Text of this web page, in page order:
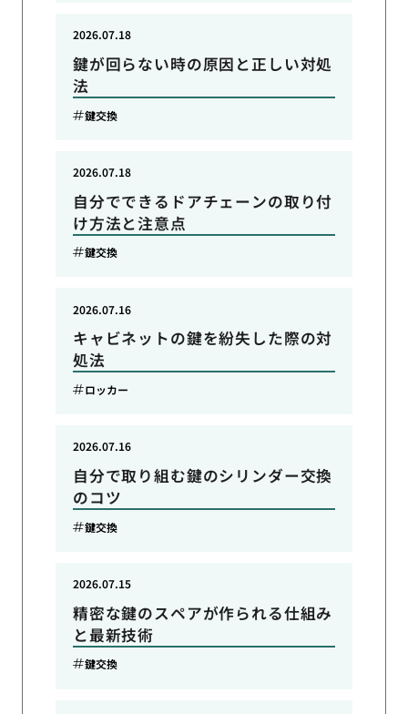
鍵が回らない時の原因と正しい対処
法
2026.07.18
鍵交換
自分でできるドアチェーンの取り付
け方法と注意点
2026.07.18
鍵交換
キャビネットの鍵を紛失した際の対
処法
2026.07.16
ロッカー
自分で取り組む鍵のシリンダー交換
のコツ
2026.07.16
鍵交換
精密な鍵のスペアが作られる仕組み
と最新技術
2026.07.15
鍵交換